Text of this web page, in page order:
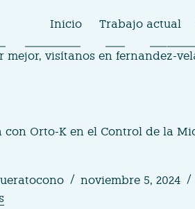
Inicio Trabajo actual
mejor, visítanos en fernandez-
con Orto-K en el Control de la
noviembre 5, 2024